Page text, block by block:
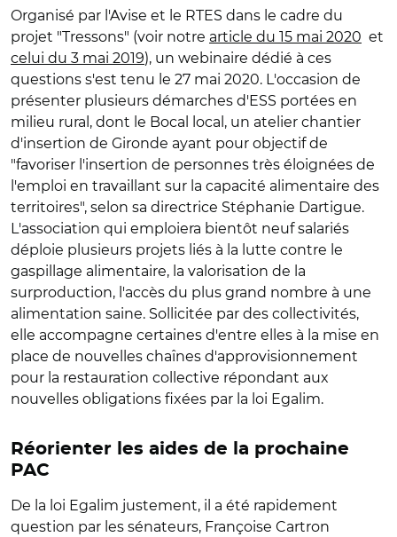
Organisé par l'Avise et le RTES dans le cadre du
projet "Tressons" (voir notre article du 15 mai 2020 et
celui du 3 mai 2019), un webinaire dédié à ces
questions s'est tenu le 27 mai 2020. L'occasion de
présenter plusieurs démarches d'ESS portées en
milieu rural, dont le Bocal local, un atelier chantier
d'insertion de Gironde ayant pour objectif de
"favoriser l'insertion de personnes très éloignées de
l'emploi en travaillant sur la capacité alimentaire des
territoires", selon sa directrice Stéphanie Dartigue.
L'association qui emploiera bientôt neuf salariés
déploie plusieurs projets liés à la lutte contre le
gaspillage alimentaire, la valorisation de la
surproduction, l'accès du plus grand nombre à une
alimentation saine. Sollicitée par des collectivités,
elle accompagne certaines d'entre elles à la mise en
place de nouvelles chaînes d'approvisionnement
pour la restauration collective répondant aux
nouvelles obligations fixées par la loi Egalim.
Réorienter les aides de la prochaine
PAC
De la loi Egalim justement, il a été rapidement
question par les sénateurs, Françoise Cartron